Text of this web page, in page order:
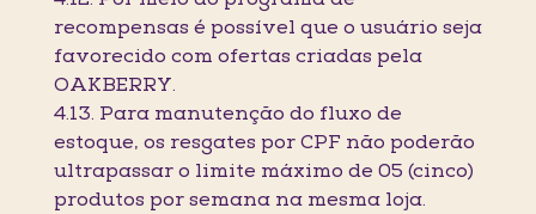
recompensas é possível que o usuário seja
favorecido com ofertas criadas pela
OAKBERRY.
4.13. Para manutenção do fluxo de
estoque, os resgates por CPF não poderão
ultrapassar o limite máximo de 05 (cinco)
produtos por semana na mesma loja.